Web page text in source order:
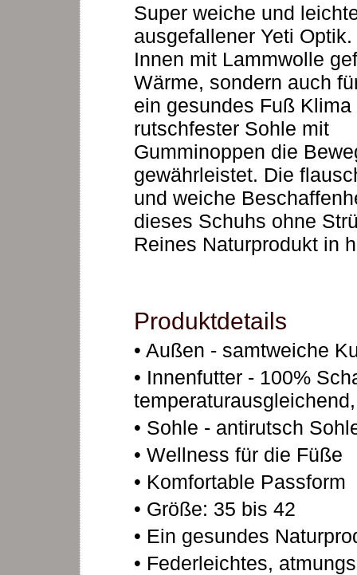
Super weiche und
ausgefallener Yeti Optik.
Innen mit Lammwolle
Wärme, sondern auch
ein gesundes Fuß Klima
rutschfester Sohle mit
Gumminoppen die
gewährleistet. Die
und weiche
dieses Schuhs ohne
Reines Naturprodukt in
Produktdetails
• Außen - samtweiche
• Innenfutter - 100%
• Sohle - antirutsch
• Wellness für die Füße
• Komfortable Passform
• Größe: 35 bis 42
• Ein gesundes
• Federleichtes,